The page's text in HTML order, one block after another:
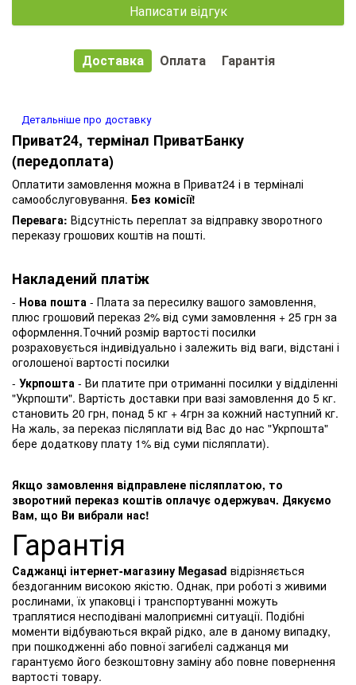
Написати відгук
Доставка Оплата Гарантія
Детальніше про доставку
Приват24, термінал ПриватБанку
(передоплата)
Оплатити замовлення можна в Приват24 і в терміналі
самообслуговування. Без комісії!
Перевага: Відсутність переплат за відправку зворотного
переказу грошових коштів на пошті.
Накладений платіж
- Нова пошта - Плата за пересилку вашого замовлення,
плюс грошовий переказ 2% від суми замовлення + 25 грн за
оформлення.Точний розмір вартості посилки
розраховується індивідуально і залежить від ваги, відстані і
оголошеної вартості посилки
- Укрпошта - Ви платите при отриманні посилки у відділенні
"Укрпошти". Вартість доставки при вазі замовлення до 5 кг.
становить 20 грн, понад 5 кг + 4грн за кожний наступний кг.
На жаль, за переказ післяплати від Вас до нас "Укрпошта"
бере додаткову плату 1% від суми післяплати).
Якщо замовлення відправлене післяплатою, то
зворотний переказ коштів оплачує одержувач. Дякуємо
Вам, що Ви вибрали нас!
Гарантія
Саджанці інтернет-магазину Megasad відрізняється
бездоганним високою якістю. Однак, при роботі з живими
рослинами, їх упаковці і транспортуванні можуть
траплятися несподівані малоприємні ситуації. Подібні
моменти відбуваються вкрай рідко, але в даному випадку,
при пошкодженні або повної загибелі саджанця ми
гарантуємо його безкоштовну заміну або повне повернення
вартості товару.